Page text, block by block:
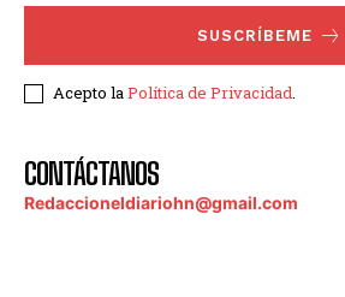
SUSCRÍBEME
Acepto laPolítica de Privacidad.
CONTÁCTANOS
Redaccioneldiariohn@gmail.com